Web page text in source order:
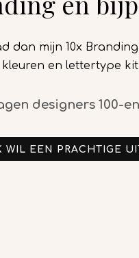
dan mijn 10x
en lettertype
designers 100-
WIL EEN PRACHTIGE